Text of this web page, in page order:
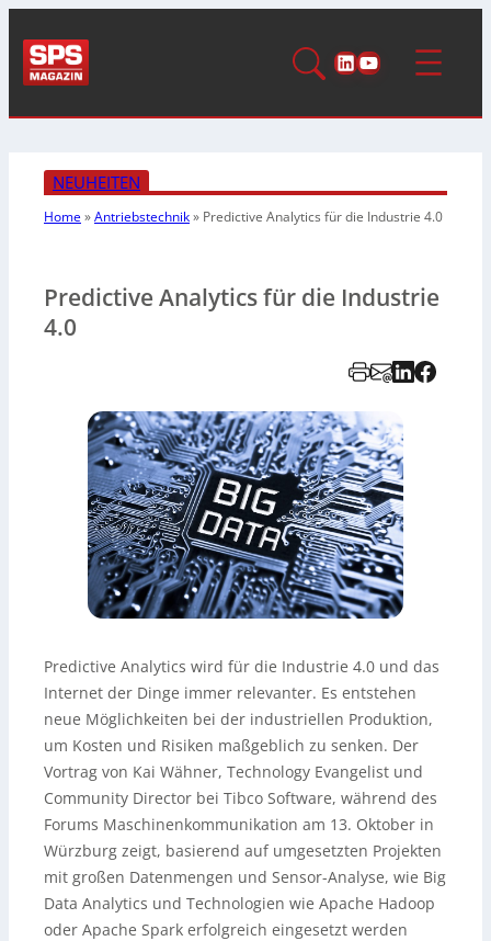
LinkedIn
YouTube
NEUHEITEN
Home»Antriebstechnik» Predictive Analytics für die Industrie 4.0
Predictive Analytics für die Industrie
4.0
Predictive Analytics wird für die Industrie 4.0 und das
Internet der Dinge immer relevanter. Es entstehen
neue Möglichkeiten bei der industriellen Produktion,
um Kosten und Risiken maßgeblich zu senken. Der
Vortrag von Kai Wähner, Technology Evangelist und
Community Director bei Tibco Software, während des
Forums Maschinenkommunikation am 13. Oktober in
Würzburg zeigt, basierend auf umgesetzten Projekten
mit großen Datenmengen und Sensor-Analyse, wie Big
Data Analytics und Technologien wie Apache Hadoop
oder Apache Spark erfolgreich eingesetzt werden